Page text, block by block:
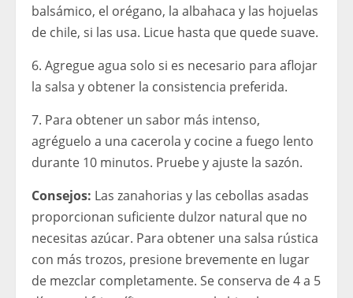
balsámico, el orégano, la albahaca y las hojuelas
de chile, si las usa. Licue hasta que quede suave.
6. Agregue agua solo si es necesario para aflojar
la salsa y obtener la consistencia preferida.
7. Para obtener un sabor más intenso,
agréguelo a una cacerola y cocine a fuego lento
durante 10 minutos. Pruebe y ajuste la sazón.
Consejos: Las zanahorias y las cebollas asadas
proporcionan suficiente dulzor natural que no
necesitas azúcar. Para obtener una salsa rústica
con más trozos, presione brevemente en lugar
de mezclar completamente. Se conserva de 4 a 5